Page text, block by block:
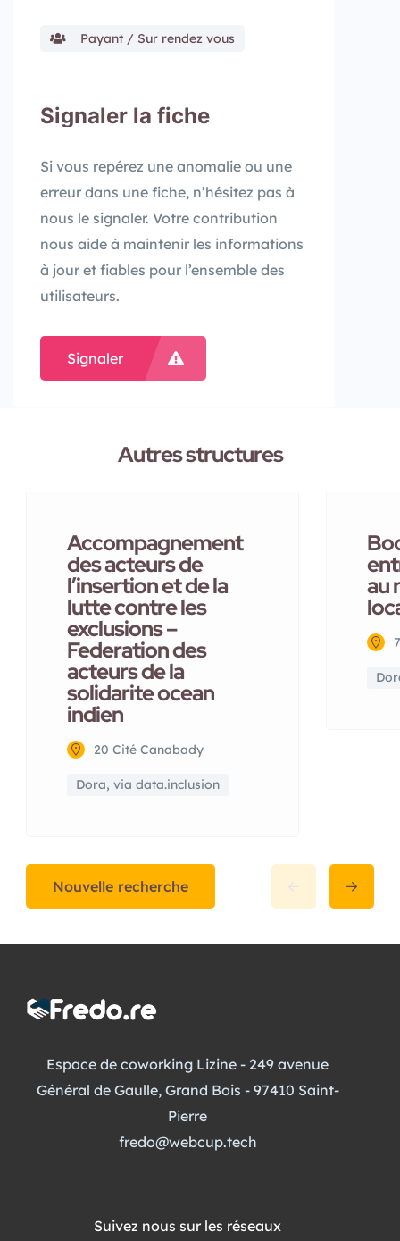
Payant / Sur rendez vous
Signaler la fiche
Si vous repérez une anomalie ou une
erreur dans une fiche, n’hésitez pas à
nous le signaler. Votre contribution
nous aide à maintenir les informations
à jour et fiables pour l’ensemble des
utilisateurs.
Signaler
Autres structures
Accompagnement
des acteurs de
l’insertion et de la
lutte contre les
exclusions –
Federation des
acteurs de la
solidarite ocean
indien
20 Cité Canabady
Dora, via data.inclusion
au
Nouvelle recherche
Espace de coworking Lizine - 249 avenue
Général de Gaulle, Grand Bois - 97410 Saint-
Pierre
fredo@webcup.tech
Suivez nous sur les réseaux